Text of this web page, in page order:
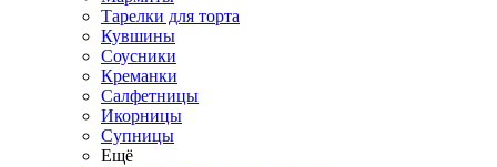
Тарелки для торта
Кувшины
Соусники
Креманки
Салфетницы
Икорницы
Супницы
Ещё